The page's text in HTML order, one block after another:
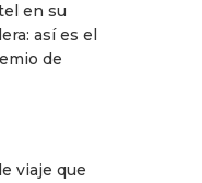
en su
así es el
de
viaje que